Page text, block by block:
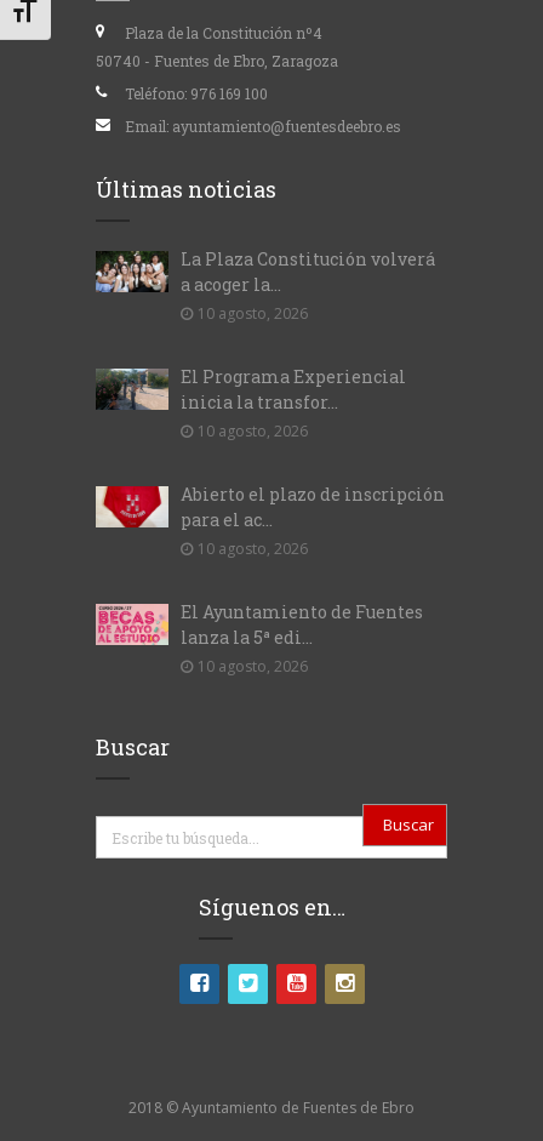
Alternar tamaño de letra
Plaza de la Constitución nº4
50740 - Fuentes de Ebro, Zaragoza
Teléfono: 976 169 100
Email: ayuntamiento@fuentesdeebro.es
Últimas noticias
La Plaza Constitución volverá
a acoger la...
10 agosto, 2026
El Programa Experiencial
inicia la transfor...
10 agosto, 2026
Abierto el plazo de inscripción
para el ac...
10 agosto, 2026
El Ayuntamiento de Fuentes
lanza la 5ª edi...
10 agosto, 2026
Buscar
Buscar
Síguenos en…
2018 © Ayuntamiento de Fuentes de Ebro